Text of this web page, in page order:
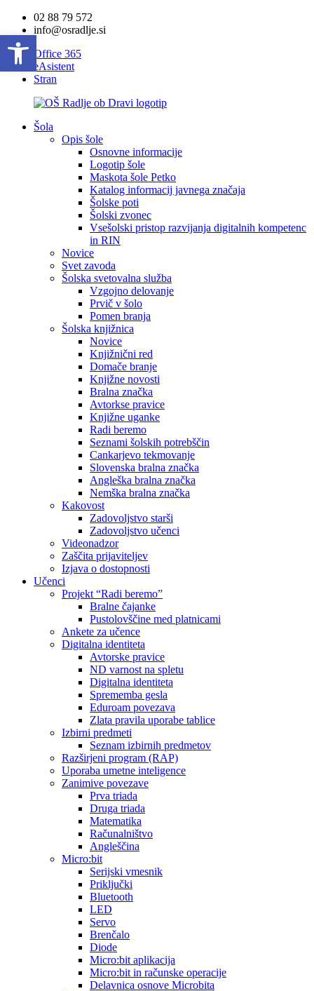
02 88 79 572
info@osradlje.si
Office 365
eAsistent
Stran
Šola
Opis šole
Osnovne informacije
Logotip šole
Maskota šole Petko
Katalog informacij javnega značaja
Šolske poti
Šolski zvonec
Vsešolski pristop razvijanja digitalnih kompetenc
in RIN
Novice
Svet zavoda
Šolska svetovalna služba
Vzgojno delovanje
Prvič v šolo
Pomen branja
Šolska knjižnica
Novice
Knjižnični red
Domače branje
Knjižne novosti
Bralna značka
Avtorkse pravice
Knjižne uganke
Radi beremo
Seznami šolskih potrebščin
Cankarjevo tekmovanje
Slovenska bralna značka
Angleška bralna značka
Nemška bralna značka
Kakovost
Zadovoljstvo starši
Zadovoljstvo učenci
Videonadzor
Zaščita prijaviteljev
Izjava o dostopnosti
Učenci
Projekt “Radi beremo”
Bralne čajanke
Pustolovščine med platnicami
Ankete za učence
Digitalna identiteta
Avtorske pravice
ND varnost na spletu
Digitalna identiteta
Sprememba gesla
Eduroam povezava
Zlata pravila uporabe tablice
Izbirni predmeti
Seznam izbirnih predmetov
Razširjeni program (RAP)
Uporaba umetne inteligence
Zanimive povezave
Prva triada
Druga triada
Matematika
Računalništvo
Angleščina
Micro:bit
Serijski vmesnik
Priključki
Bluetooth
LED
Servo
Brenčalo
Diode
Micro:bit aplikacija
Micro:bit in računske operacije
Delavnica osnove Microbita
Open toolbar